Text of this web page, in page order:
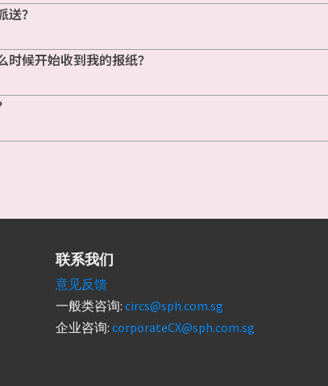
送？
时候开始收到我的报纸？
联系我们
意见反馈
一般类咨询: circs@sph.com.sg
企业咨询: corporateCX@sph.com.sg